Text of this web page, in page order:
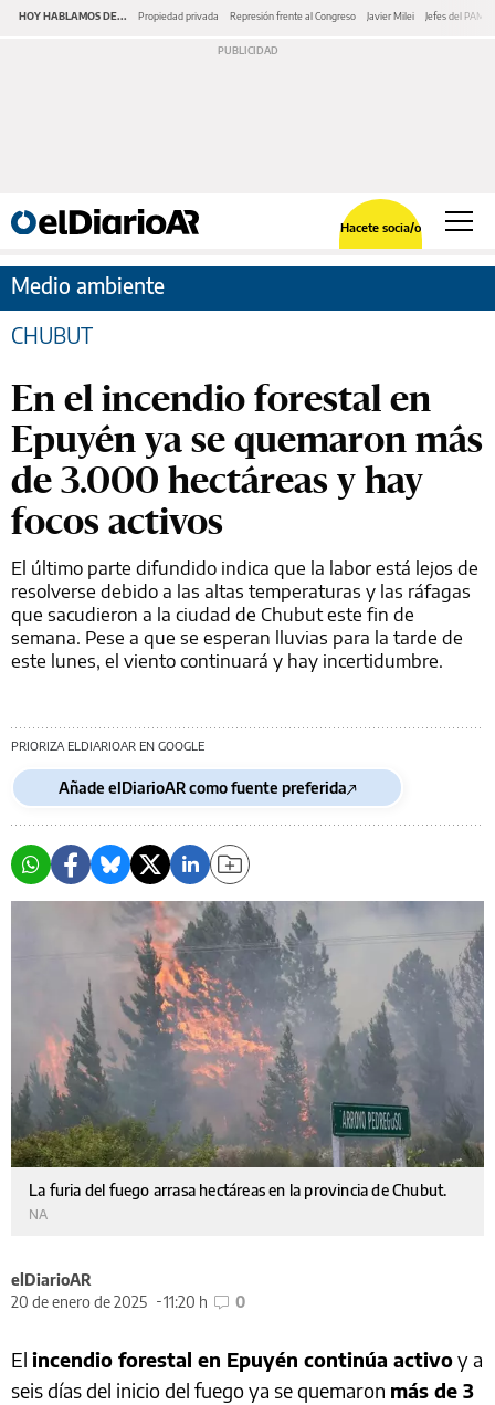
HOY HABLAMOS DE... Propiedad privada Represión frente al Congreso Javier Milei Jefes del PAMI
Hacete socia/o
Medio ambiente
CHUBUT
En el incendio forestal en
Epuyén ya se quemaron más
de 3.000 hectáreas y hay
focos activos
El último parte difundido indica que la labor está lejos de
resolverse debido a las altas temperaturas y las ráfagas
que sacudieron a la ciudad de Chubut este fin de
semana. Pese a que se esperan lluvias para la tarde de
este lunes, el viento continuará y hay incertidumbre.
PRIORIZA ELDIARIOAR EN GOOGLE
Añade elDiarioAR como fuente preferida
La furia del fuego arrasa hectáreas en la provincia de Chubut.
NA
elDiarioAR
20 de enero de 2025
11:20 h 0
El incendio forestal en Epuyén continúa activoy a
seis días del inicio del fuego ya se quemaron más de 3